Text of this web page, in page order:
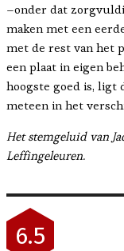
–onder dat
maken met een
met de rest van het
een plaat in eigen
hoogste goed is, ligt
meteen in het
Het stemgeluid van
Leffingeleuren.
6.5